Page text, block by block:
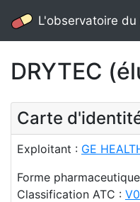
L'observatoire
DRYTEC
Carte
Exploitant : GE
Forme
Classification ATC :